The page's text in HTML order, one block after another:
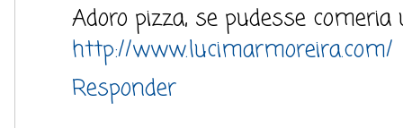
Adoro pizza, se pudesse
http://www.lucimarmoreira.com/
Responder